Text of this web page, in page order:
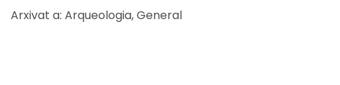
Arxivat a: Arqueologia,General